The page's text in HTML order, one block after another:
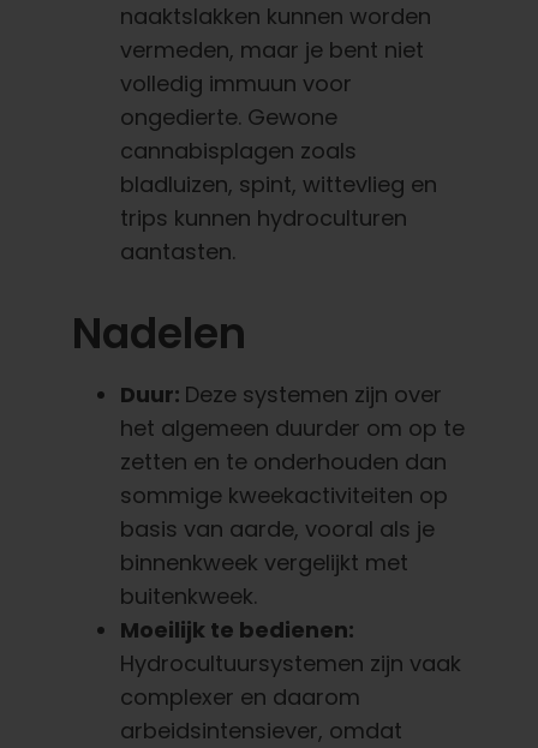
naaktslakken kunnen worden
vermeden, maar je bent niet
volledig immuun voor
ongedierte. Gewone
cannabisplagen zoals
bladluizen, spint, wittevlieg en
trips kunnen hydroculturen
aantasten.
Nadelen
Duur: Deze systemen zijn over
het algemeen duurder om op te
zetten en te onderhouden dan
sommige kweekactiviteiten op
basis van aarde, vooral als je
binnenkweek vergelijkt met
buitenkweek.
Moeilijk te bedienen:
Hydrocultuursystemen zijn vaak
complexer en daarom
arbeidsintensiever, omdat